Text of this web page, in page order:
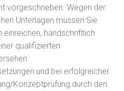
vorgeschrieben. Wegen der
Unterlagen müssen Sie
handschriftlich
qualifizierten
und bei erfolgreicher
Konzeptprüfung durch den